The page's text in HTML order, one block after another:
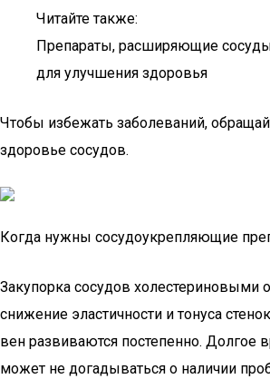
Читайте также:
Препараты, расширяющие
для улучшения здоровья
Чтобы избежать заболеваний,
здоровье сосудов.
Когда нужны сосудоукрепляющие
Закупорка сосудов холестериновыми
снижение эластичности и тонуса
вен развиваются постепенно. Долгое
может не догадываться о наличии